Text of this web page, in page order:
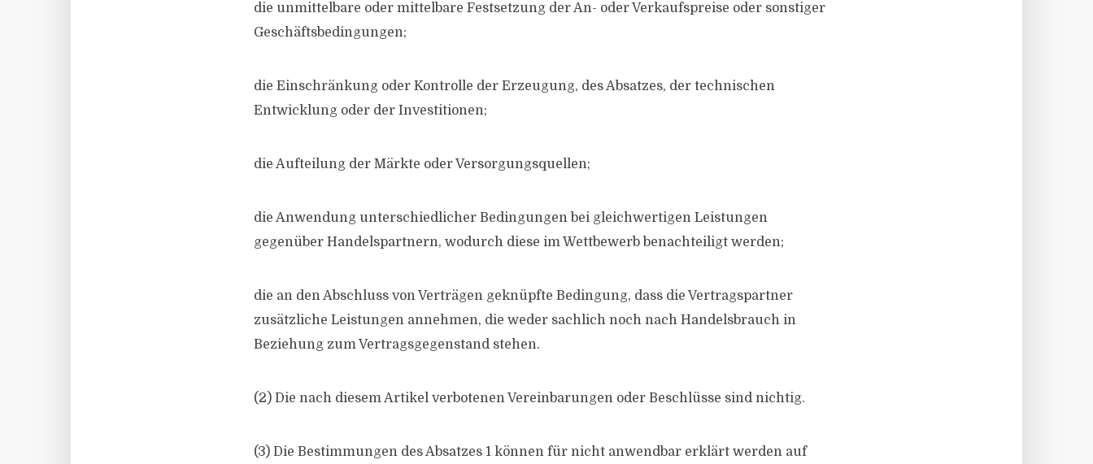
die unmittelbare oder mittelbare Festsetzung der An- oder Verkaufspreise oder sonstiger
Geschäftsbedingungen;
die Einschränkung oder Kontrolle der Erzeugung, des Absatzes, der technischen
Entwicklung oder der Investitionen;
die Aufteilung der Märkte oder Versorgungsquellen;
die Anwendung unterschiedlicher Bedingungen bei gleichwertigen Leistungen
gegenüber Handelspartnern, wodurch diese im Wettbewerb benachteiligt werden;
die an den Abschluss von Verträgen geknüpfte Bedingung, dass die Vertragspartner
zusätzliche Leistungen annehmen, die weder sachlich noch nach Handelsbrauch in
Beziehung zum Vertragsgegenstand stehen.
(2) Die nach diesem Artikel verbotenen Vereinbarungen oder Beschlüsse sind nichtig.
(3) Die Bestimmungen des Absatzes 1 können für nicht anwendbar erklärt werden auf